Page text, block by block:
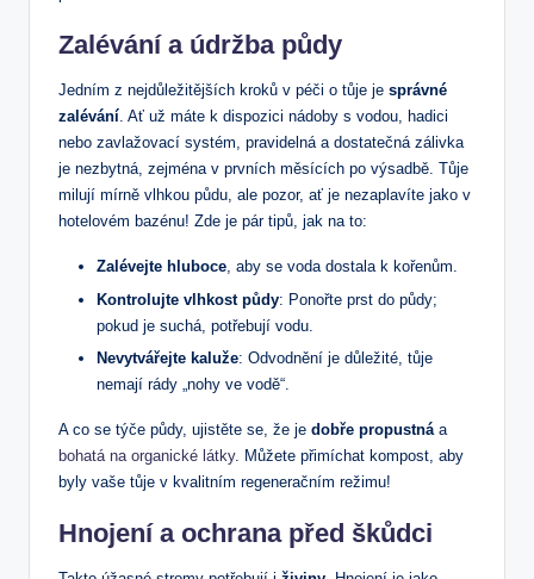
Zalévání a údržba půdy
Jedním z nejdůležitějších kroků v péči o tůje je správné
zalévání. Ať už máte k dispozici nádoby s vodou, hadici
nebo zavlažovací systém, pravidelná a dostatečná zálivka
je nezbytná, zejména v prvních měsících po výsadbě. Tůje
milují mírně vlhkou půdu, ale pozor, ať je nezaplavíte jako v
hotelovém bazénu! Zde je pár tipů, jak na to:
Zalévejte hluboce, aby se voda dostala k kořenům.
Kontrolujte vlhkost půdy: Ponořte prst do půdy;
pokud je suchá, potřebují vodu.
Nevytvářejte kaluže: Odvodnění je důležité, tůje
nemají rády „nohy ve vodě“.
A co se týče půdy, ujistěte se, že je dobře propustná a
bohatá na organické látky. Můžete přimíchat kompost, aby
byly vaše tůje v kvalitním regeneračním režimu!
Hnojení a ochrana před škůdci